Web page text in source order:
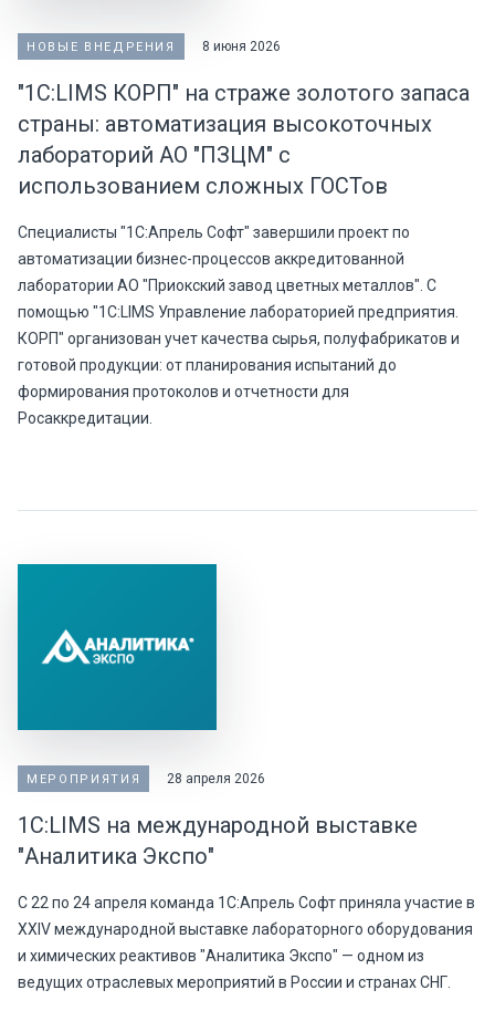
НОВЫЕ ВНЕДРЕНИЯ 8 июня 2026
"1С:LIMS КОРП" на страже золотого запаса
страны: автоматизация высокоточных
лабораторий АО "ПЗЦМ" с
использованием сложных ГОСТов
Специалисты "1С:Апрель Софт" завершили проект по
автоматизации бизнес-процессов аккредитованной
лаборатории АО "Приокский завод цветных металлов". С
помощью "1С:LIMS Управление лабораторией предприятия.
КОРП" организован учет качества сырья, полуфабрикатов и
готовой продукции: от планирования испытаний до
формирования протоколов и отчетности для
Росаккредитации.
МЕРОПРИЯТИЯ 28 апреля 2026
1С:LIMS на международной выставке
"Аналитика Экспо"
С 22 по 24 апреля команда 1С:Апрель Софт приняла участие в
XXIV международной выставке лабораторного оборудования
и химических реактивов "Аналитика Экспо" — одном из
ведущих отраслевых мероприятий в России и странах СНГ.